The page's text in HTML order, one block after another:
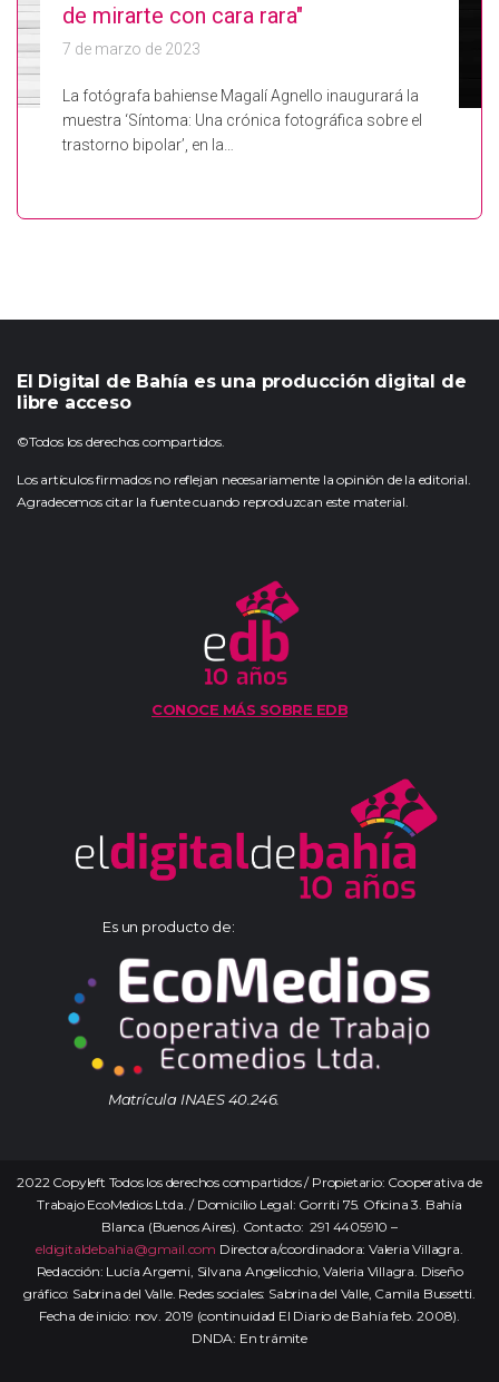
de mirarte con cara rara"
7 de marzo de 2023
La fotógrafa bahiense Magalí Agnello inaugurará la
muestra ‘Síntoma: Una crónica fotográfica sobre el
trastorno bipolar’, en la…
El Digital de Bahía es una producción digital de
libre acceso
©Todos los derechos compartidos.
Los artículos firmados no reflejan necesariamente la opinión de la editorial.
Agradecemos citar la fuente cuando reproduzcan este material.
CONOCE MÁS SOBRE EDB
Es un producto de:
Matrícula INAES 40.246.
2022 Copyleft Todos los derechos compartidos / Propietario: Cooperativa de
Trabajo EcoMedios Ltda. / Domicilio Legal: Gorriti 75. Oficina 3. Bahía
Blanca (Buenos Aires). Contacto: 291 4405910 –
eldigitaldebahia@gmail.com Directora/coordinadora: Valeria Villagra.
Redacción: Lucía Argemi, Silvana Angelicchio, Valeria Villagra. Diseño
gráfico: Sabrina del Valle. Redes sociales: Sabrina del Valle, Camila Bussetti.
Fecha de inicio: nov. 2019 (continuidad El Diario de Bahía feb. 2008).
DNDA: En trámite